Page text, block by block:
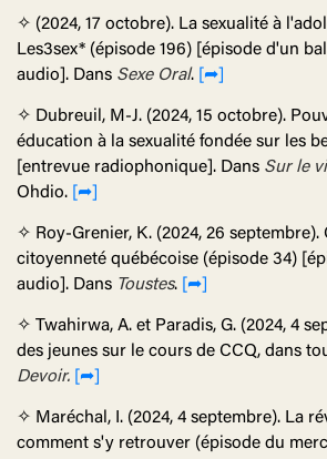
✧ (2024, 17 octobre). La sexualité à
Les3sex* (épisode 196) [épisode d'un
audio]. Dans Sexe Oral. [➦]
✧ Dubreuil, M-J. (2024, 15 octobre).
éducation à la sexualité fondée sur les
[entrevue radiophonique]. Dans Sur le
Ohdio.
[➦]
✧ Roy-Grenier, K. (2024, 26 septembre).
citoyenneté québécoise (épisode 34)
audio]. Dans Toustes. [➦]
✧ Twahirwa, A. et Paradis, G. (2024, 4
des jeunes sur le cours de CCQ, dans
Devoir. [➦]
✧ Maréchal, I. (2024, 4 septembre). La
comment s'y retrouver (épisode du